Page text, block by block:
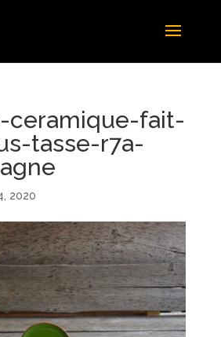
ceramique-fait-
tasse-r7a-
2020